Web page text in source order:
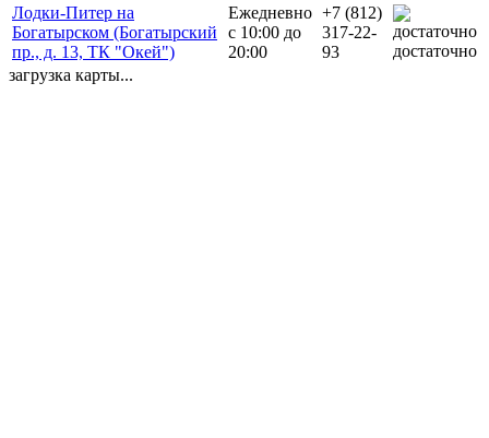
Лодки-Питер на
Богатырском (Богатырский
пр., д. 13, ТК "Окей")
Ежедневно
с 10:00 до
20:00
+7 (812)
317-22-
93
достаточно
загрузка карты...